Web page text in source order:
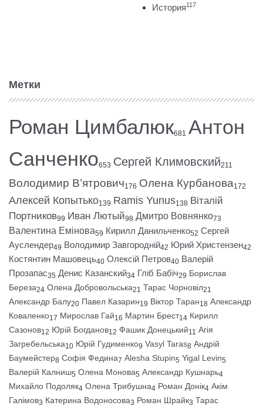
История117
Метки
Роман Цимбалюк681 Антон
Санченко653 Сергей Климовский211
Володимир В’ятрович176 Олена Курбанова172
Алексей Копытько139 Ramis Yunus138 Віталій
Портников99 Иван Лютый98 Дмитро Вовнянко73
Валентина Емінова59 Кирилл Данильченко52 Сергей
Ауслендер49 Володимир Завгородній42 Юрий Христензен42
Костянтин Машовець40 Олексій Петров40 Валерій
Прозапас35 Денис Казанский34 Гліб Бабіч29 Борислав
Береза24 Олена Добровольська21 Тарас Чорновіл21
Александр Балу20 Павел Казарин19 Віктор Таран18 Александр
Коваленко17 Мирослав Гай16 Мартин Брест14 Кирилл
Сазонов12 Юрій Богданов12 Фашик Донецький11 Агія
Загребельська10 Юрій Гудименко9 Vasyl Taras8 Андрій
Баумейстер8 Софія Федина7 Alesha Stupin5 Yigal Levin5
Валерій Калниш5 Олена Монова5 Александр Кушнарь4
Михайло Подоляк4 Олена Трибушна4 Роман Донік4 Акім
Галімов3 Катерина Водоносова3 Роман Шрайк3 Тарас